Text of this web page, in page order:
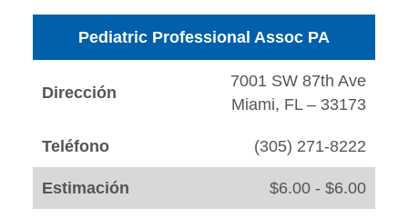
Pediatric Professional Assoc PA
Dirección
7001 SW 87th Ave
Miami, FL – 33173
Teléfono (305) 271-8222
Estimación $6.00 - $6.00